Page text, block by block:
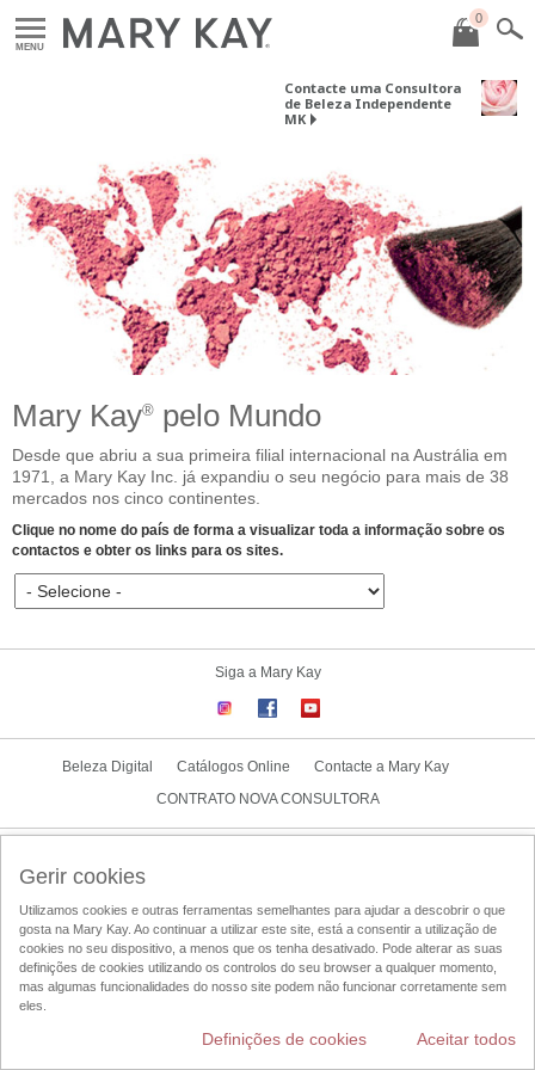
MENU
0
Contacte uma Consultora
de Beleza Independente
MK
Mary Kay® pelo Mundo
Desde que abriu a sua primeira filial internacional na Austrália em
1971, a Mary Kay Inc. já expandiu o seu negócio para mais de 38
mercados nos cinco continentes.
Clique no nome do país de forma a visualizar toda a informação sobre os
contactos e obter os links para os sites.
Siga a Mary Kay
Beleza Digital Catálogos Online
Contacte a Mary Kay
CONTRATO NOVA CONSULTORA
Acesso ao Mary Kay Intouch
DSA
Alterar País
Gerir cookies
Utilizamos cookies e outras ferramentas semelhantes para ajudar a descobrir o que
gosta na Mary Kay. Ao continuar a utilizar este site, está a consentir a utilização de
cookies no seu dispositivo, a menos que os tenha desativado. Pode alterar as suas
definições de cookies utilizando os controlos do seu browser a qualquer momento,
mas algumas funcionalidades do nosso site podem não funcionar corretamente sem
eles.
Aceitar todos
Definições de cookies